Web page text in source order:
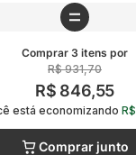
Comprar 3 itens por
R$ 931,70
R$ 846,55
está economizando R$
Comprar junto